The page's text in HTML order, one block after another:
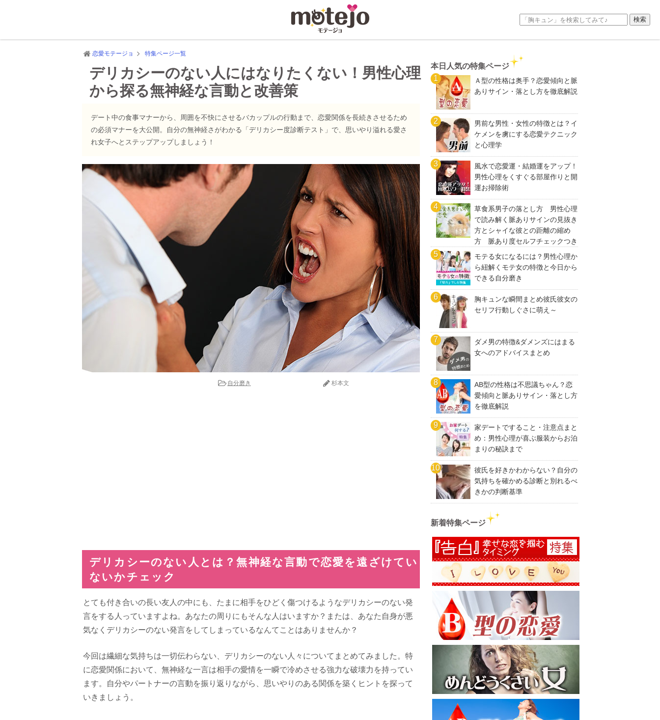
恋愛モテージョ 特集ページ一覧
デリカシーのない人にはなりたくない！男性心理
から探る無神経な言動と改善策
デート中の食事マナーから、周囲を不快にさせるバカップルの行動まで、恋愛関係を長続きさせるため
の必須マナーを大公開。自分の無神経さがわかる「デリカシー度診断テスト」で、思いやり溢れる愛さ
れ女子へとステップアップしましょう！
自分磨き 杉本文
デリカシーのない人とは？無神経な言動で恋愛を遠ざけてい
ないかチェック
とても付き合いの長い友人の中にも、たまに相手をひどく傷つけるようなデリカシーのない発
言をする人っていますよね。あなたの周りにもそんな人はいますか？または、あなた自身が悪
気なくデリカシーのない発言をしてしまっているなんてことはありませんか？
今回は繊細な気持ちは一切伝わらない、デリカシーのない人々についてまとめてみました。特
に恋愛関係において、無神経な一言は相手の愛情を一瞬で冷めさせる強力な破壊力を持ってい
ます。自分やパートナーの言動を振り返りながら、思いやりのある関係を築くヒントを探って
いきましょう。
本日人気の特集ページ
Ａ型の性格は奥手？恋愛傾向と脈
ありサイン・落とし方を徹底解説
男前な男性・女性の特徴とは？イ
ケメンを虜にする恋愛テクニック
と心理学
風水で恋愛運・結婚運をアップ！
男性心理をくすぐる部屋作りと開
運お掃除術
草食系男子の落とし方 男性心理
で読み解く脈ありサインの見抜き
方とシャイな彼との距離の縮め
方 脈あり度セルフチェックつき
モテる女になるには？男性心理か
ら紐解くモテ女の特徴と今日から
できる自分磨き
胸キュンな瞬間まとめ彼氏彼女の
セリフ行動しぐさに萌え～
ダメ男の特徴&ダメンズにはまる
女へのアドバイスまとめ
AB型の性格は不思議ちゃん？恋
愛傾向と脈ありサイン・落とし方
を徹底解説
家デートですること・注意点まと
め：男性心理が喜ぶ服装からお泊
まりの秘訣まで
彼氏を好きかわからない？自分の
気持ちを確かめる診断と別れるべ
きかの判断基準
新着特集ページ